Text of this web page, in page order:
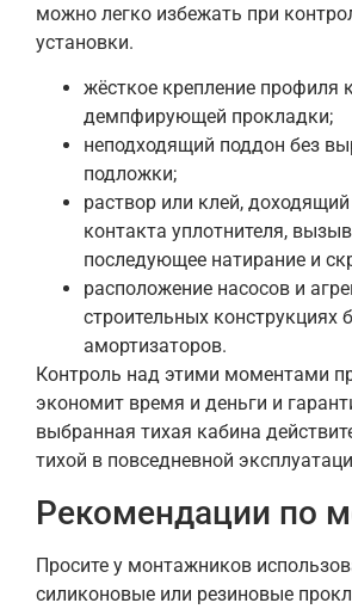
можно легко избежать при
установки.
жёсткое крепление профиля
демпфирующей прокладки;
неподходящий поддон без
подложки;
раствор или клей,
контакта уплотнителя,
последующее натирание и
расположение насосов и
строительных конструкциях
амортизаторов.
Контроль над этими моментами
экономит время и деньги и
выбранная тихая кабина
тихой в повседневной
Рекомендации по
Просите у монтажников
силиконовые или резиновые